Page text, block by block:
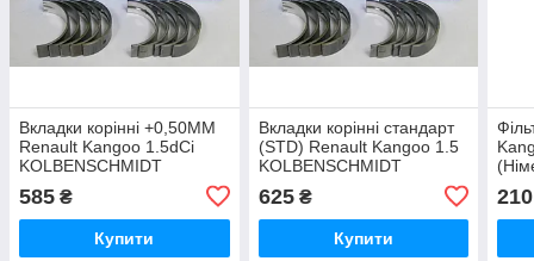
Вкладки корінні +0,50MM
Renault Kangoo 1.5dCi
KOLBENSCHMIDT
585 ₴
Купити
Вкладки корінні стандарт
(STD) Renault Kangoo 1.5
KOLBENSCHMIDT
625₴
Купити
210